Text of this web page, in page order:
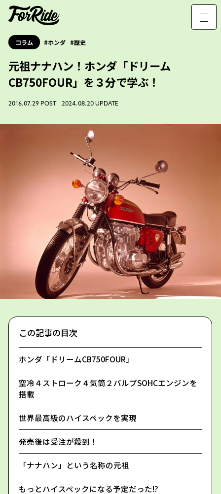
コラム ホンダ 歴史
元祖ナナハン！ホンダ「ドリーム
CB750FOUR」を３分で学ぶ！
2016.07.29 POST 2024.08.20 UPDATE
この記事の目次
ホンダ「ドリームCB750FOUR」
空冷４ストローク４気筒２バルブSOHCエンジンを
搭載
世界最高級のハイスペックを実現
発売後は受注が殺到！
「ナナハン」という名称の元祖
もっとハイスペックになる予定だった!?